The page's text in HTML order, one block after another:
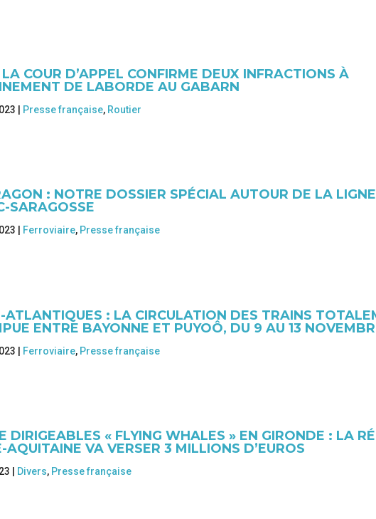
COUR D’APPEL CONFIRME DEUX INFRACTIONS À
DE LABORDE AU GABARN
| Presse française, Routier
: NOTRE DOSSIER SPÉCIAL AUTOUR DE LA
SARAGOSSE
| Ferroviaire, Presse française
ATLANTIQUES : LA CIRCULATION DES TRAINS
ENTRE BAYONNE ET PUYOÔ, DU 9 AU 13
| Ferroviaire, Presse française
DIRIGEABLES « FLYING WHALES » EN GIRONDE : LA
AQUITAINE VA VERSER 3 MILLIONS D’EUROS
| Divers, Presse française